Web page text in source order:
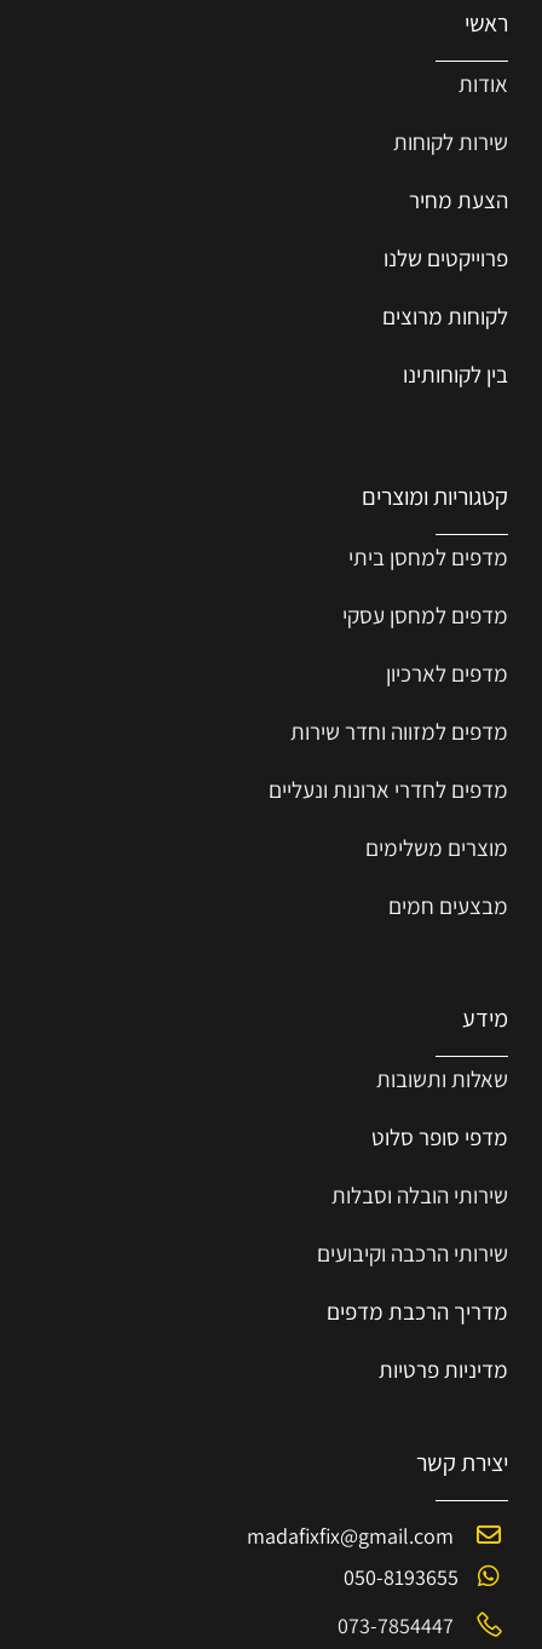
ראשי
אודות
שירות לקוחות
הצעת מחיר
פרוייקטים שלנו
לקוחות מרוצים
בין לקוחותינו
קטגוריות ומוצרים
מדפים למחסן ביתי
מדפים למחסן עסקי
מדפים לארכיון
מדפים למזווה וחדר שירות
מדפים לחדרי ארונות ונעליים
מוצרים משלימים
מבצעים חמים
מידע
שאלות ותשובות
מדפי סופר סלוט
שירותי הובלה וסבלות
שירותי הרכבה וקיבועים
מדריך הרכבת מדפים
מדיניות פרטיות
יצירת קשר
madafixfix@gmail.com
050-8193655
073-7854447